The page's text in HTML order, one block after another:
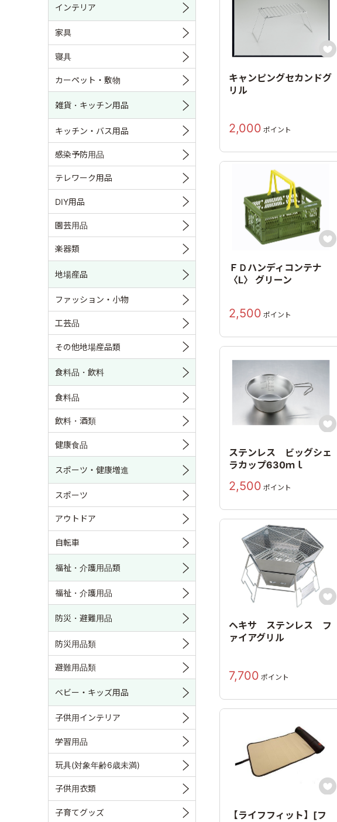

キャンピングセカンドグ
リル
2,000 ポイント

ＦＤハンディコンテナ
〈L〉 グリーン
2,500 ポイント

ステンレス ビッグシェ
ラカップ630ｍｌ
2,500 ポイント

ヘキサ ステンレス フ
ァイアグリル
7,700 ポイント

【ライフフィット】[フ
インテリア
家具
寝具
カーペット・敷物
雑貨・キッチン用品
キッチン・バス用品
感染予防用品
テレワーク用品
DIY用品
園芸用品
楽器類
地場産品
ファッション・小物
工芸品
その他地場産品類
食料品・飲料
食料品
飲料・酒類
健康食品
スポーツ・健康増進
スポーツ
アウトドア
自転車
福祉・介護用品類
福祉・介護用品
防災・避難用品
防災用品類
避難用品類
ベビー・キッズ用品
子供用インテリア
学習用品
玩具(対象年齢6歳未満)
子供用衣類
子育てグッズ